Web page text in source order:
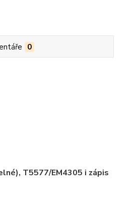
0
T5577/EM4305 i zápis